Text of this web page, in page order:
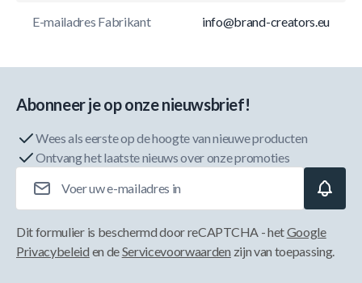
E-mailadres Fabrikant info@brand-creators.eu
Abonneer je op onze nieuwsbrief!
Wees als eerste op de hoogte van nieuwe producten
Ontvang het laatste nieuws over onze promoties
Dit formulier is beschermd door reCAPTCHA - hetGoogle
Privacybeleid en deServicevoorwaarden zijn van toepassing.